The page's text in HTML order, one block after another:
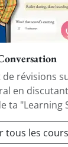
de révisions
en
ta "Learning
tous les cours